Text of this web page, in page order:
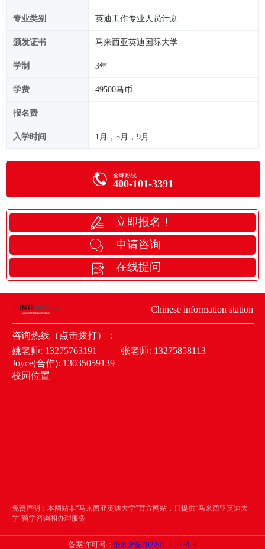
专业类别 英迪工作专业人员计划
颁发证书 马来西亚英迪国际大学
学制 3年
学费 49500马币
报名费
入学时间 1月，5月，9月
全球热线
400-101-3391
立即报名！
申请咨询
在线提问
Chinese information station
咨询热线（点击拨打）：
姚老师: 13275763191 张老师: 13275858113
Joyce(合作): 13035059139
校园位置
免责声明：本网站非“马来西亚英迪大学”官方网站，只提供“马来西亚英迪大
学”留学咨询和办理服务
备案许可号： 皖ICP备2022015257号-4